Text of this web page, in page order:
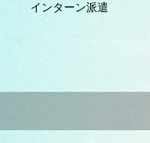
インターン派遣